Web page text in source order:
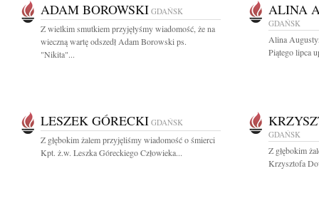
ADAM BOROWSKI GDAŃSK
Z wielkim smutkiem przyjęłyśmy wiadomość, że na
wieczną wartę odszedł Adam Borowski ps.
"Nikita"...
ALINA
GDAŃSK
Alina
Piątego lipca
LESZEK GÓRECKI GDAŃSK
Z głębokim żalem przyjęliśmy wiadomość o śmierci
Kpt. ż.w. Leszka Góreckiego Człowieka...
GDAŃSK
Z głębokim
Krzysztofa